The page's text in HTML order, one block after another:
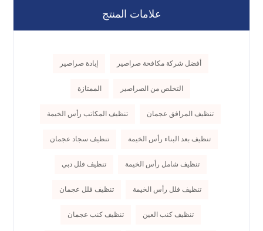
علامات المنتج
أفضل شركة مكافحة صراصير إبادة صراصير
التخلص من الصراصير الممتازة
تنظيف المرافق عجمان تنظيف المكاتب رأس الخيمة
تنظيف بعد البناء رأس الخيمة تنظيف سجاد عجمان
تنظيف شامل رأس الخيمة تنظيف فلل دبي
تنظيف فلل رأس الخيمة تنظيف فلل عجمان
تنظيف كنب العين تنظيف كنب عجمان